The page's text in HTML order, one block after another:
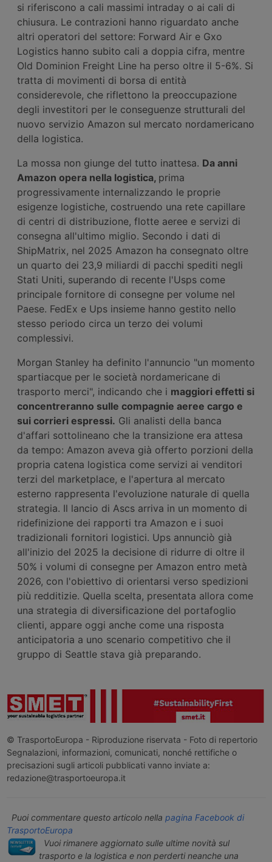
si riferiscono a cali massimi intraday o ai cali di
chiusura. Le contrazioni hanno riguardato anche
altri operatori del settore: Forward Air e Gxo
Logistics hanno subito cali a doppia cifra, mentre
Old Dominion Freight Line ha perso oltre il 5-6%. Si
tratta di movimenti di borsa di entità
considerevole, che riflettono la preoccupazione
degli investitori per le conseguenze strutturali del
nuovo servizio Amazon sul mercato nordamericano
della logistica.
La mossa non giunge del tutto inattesa. Da anni
Amazon opera nella logistica, prima
progressivamente internalizzando le proprie
esigenze logistiche, costruendo una rete capillare
di centri di distribuzione, flotte aeree e servizi di
consegna all'ultimo miglio. Secondo i dati di
ShipMatrix, nel 2025 Amazon ha consegnato oltre
un quarto dei 23,9 miliardi di pacchi spediti negli
Stati Uniti, superando di recente l'Usps come
principale fornitore di consegne per volume nel
Paese. FedEx e Ups insieme hanno gestito nello
stesso periodo circa un terzo dei volumi
complessivi.
Morgan Stanley ha definito l'annuncio "un momento
spartiacque per le società nordamericane di
trasporto merci", indicando che i maggiori effetti si
concentreranno sulle compagnie aeree cargo e
sui corrieri espressi. Gli analisti della banca
d'affari sottolineano che la transizione era attesa
da tempo: Amazon aveva già offerto porzioni della
propria catena logistica come servizi ai venditori
terzi del marketplace, e l'apertura al mercato
esterno rappresenta l'evoluzione naturale di quella
strategia. Il lancio di Ascs arriva in un momento di
ridefinizione dei rapporti tra Amazon e i suoi
tradizionali fornitori logistici. Ups annunciò già
all'inizio del 2025 la decisione di ridurre di oltre il
50% i volumi di consegne per Amazon entro metà
2026, con l'obiettivo di orientarsi verso spedizioni
più redditizie. Quella scelta, presentata allora come
una strategia di diversificazione del portafoglio
clienti, appare oggi anche come una risposta
anticipatoria a uno scenario competitivo che il
gruppo di Seattle stava già preparando.
© TrasportoEuropa - Riproduzione riservata - Foto di repertorio
Segnalazioni, informazioni, comunicati, nonché rettifiche o
precisazioni sugli articoli pubblicati vanno inviate a:
redazione@trasportoeuropa.it
Puoi commentare questo articolo nella pagina Facebook di
TrasportoEuropa
Vuoi rimanere aggiornato sulle ultime novità sul
trasporto e la logistica e non perderti neanche una